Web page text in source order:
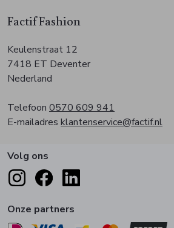
Factif Fashion
Keulenstraat 12
7418 ET Deventer
Nederland
Telefoon 0570 609 941
E-mailadres klantenservice@factif.nl
Volg ons
Onze partners